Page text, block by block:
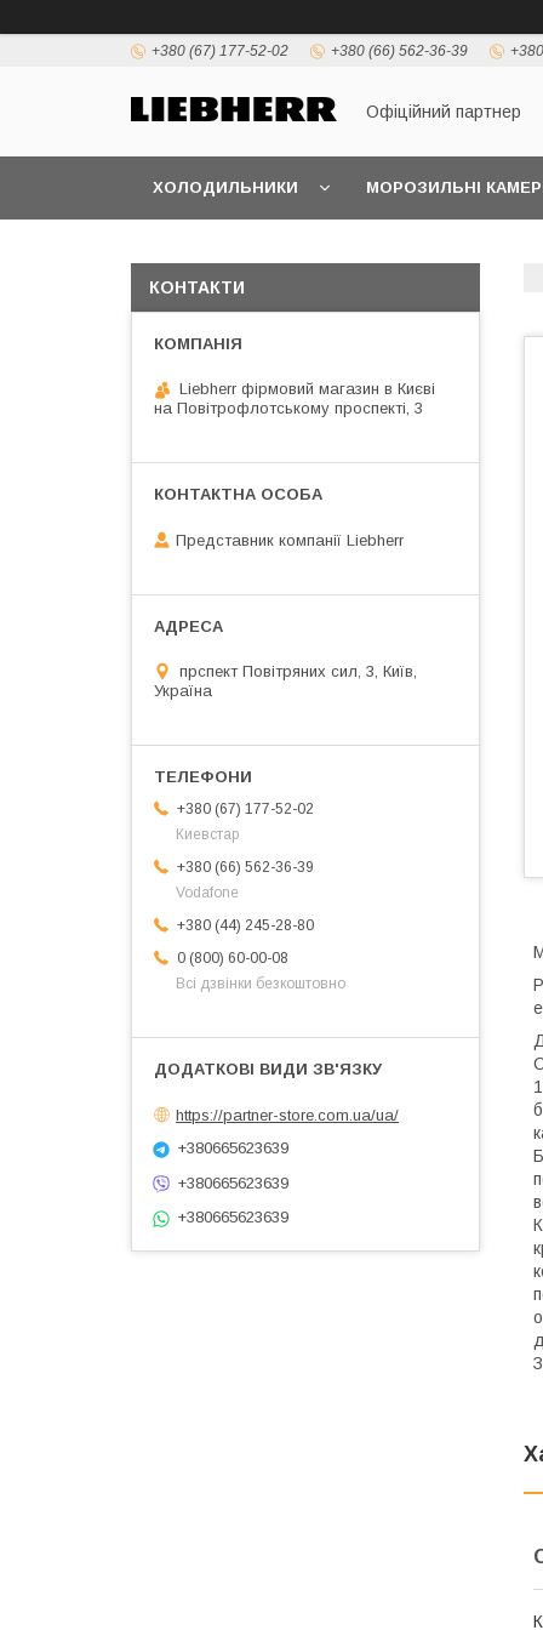
+380 (67) 177-52-02 +380 (66) 562-36-39
Офіційний партнер
ХОЛОДИЛЬНИКИ МОРОЗИЛЬНІ
КОНТАКТИ
Liebherr фірмовий магазин в Києві
на Повітрофлотському проспекті, 3
Представник компанії Liebherr
прспект Повітряних сил, 3, Київ,
Україна
+380 (67) 177-52-02
Киевстар
+380 (66) 562-36-39
Vodafone
+380 (44) 245-28-80
0 (800) 60-00-08
Всі дзвінки безкоштовно
https://partner-store.com.ua/ua/
+380665623639
+380665623639
+380665623639